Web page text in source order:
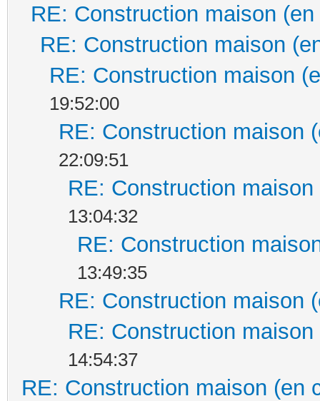
RE: Construction maison
RE: Construction maison
RE: Construction maison
19:52:00
RE: Construction maison
22:09:51
RE: Construction
13:04:32
RE: Construction
13:49:35
RE: Construction maison
RE: Construction
14:54:37
RE: Construction maison (en